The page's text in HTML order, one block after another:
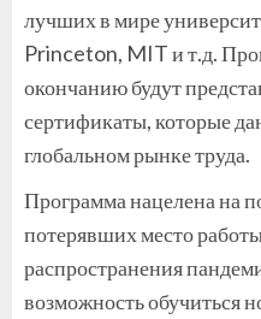
лучших в мире
Princeton, MIT и т.д.
окончанию будут
сертификаты, которые
глобальном рынке труда.
Программа нацелена на
потерявших место
распространения
возможность обучиться